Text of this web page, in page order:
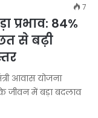
7
प्रभाव: 84%
से बढ़ी
आवास योजना
जीवन में बड़ा बदलाव